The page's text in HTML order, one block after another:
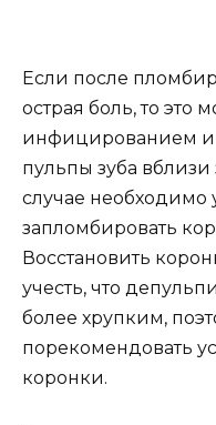
Если после
острая боль, то это
инфицированием и
пульпы зуба вблизи
случае необходимо
запломбировать
Восстановить
учесть, что
более хрупким,
порекомендовать
коронки.